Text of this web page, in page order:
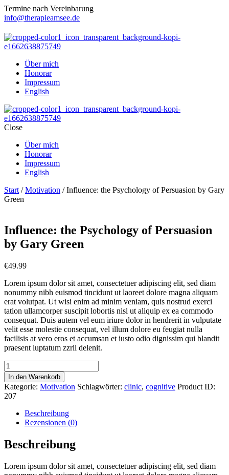
Termine nach Vereinbarung
info@therapieamsee.de
Über mich
Honorar
Impressum
English
Close
Über mich
Honorar
Impressum
English
Start /Motivation / Influence: the Psychology of Persuasion by Gary
Green
Influence: the Psychology of Persuasion
by Gary Green
€49.99
Lorem ipsum dolor sit amet, consectetuer adipiscing elit, sed diam
nonummy nibh euismod tincidunt ut laoreet dolore magna aliquam
erat volutpat. Ut wisi enim ad minim veniam, quis nostrud exerci
tation ullamcorper suscipit lobortis nisl ut aliquip ex ea commodo
consequat. Duis autem vel eum iriure dolor in hendrerit in vulputate
velit esse molestie consequat, vel illum dolore eu feugiat nulla
facilisis at vero eros et accumsan et iusto odio dignissim qui blandit
praesent luptatum zzril delenit.
Influence:
the
Psychology
of
Persuasion
Gary
Menge
In den Warenkorb
Kategorie: Motivation Schlagwörter: clinic, cognitive Product ID:
207
Beschreibung
Rezensionen (0)
Beschreibung
Lorem ipsum dolor sit amet, consectetuer adipiscing elit, sed diam